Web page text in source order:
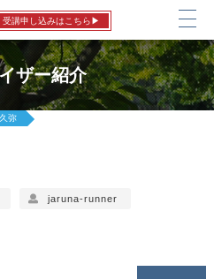
受講申し込みはこちら▶
ザー紹介
弥
jaruna-runner